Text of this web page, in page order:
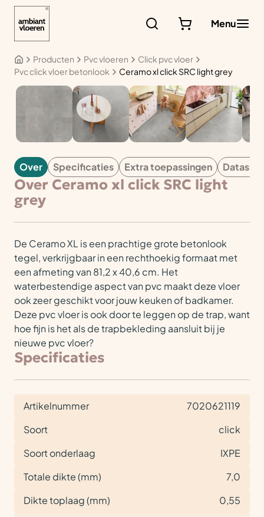
Menu
Producten Pvc vloeren
Click pvc vloer
Pvc click vloer betonlook
Ceramo xl click SRC light grey
Over Specificaties Extra toepassingen
Over Ceramo xl click SRC light
grey
De Ceramo XL is een prachtige grote betonlook
tegel, verkrijgbaar in een rechthoekig formaat met
een afmeting van 81,2 x 40,6 cm. Het
waterbestendige aspect van pvc maakt deze vloer
ook zeer geschikt voor jouw keuken of badkamer.
Deze pvc vloer is ook door te leggen op de trap, want
hoe fijn is het als de trapbekleding aansluit bij je
nieuwe pvc vloer?
Specificaties
Artikelnummer
7020621119
Soort
click
Soort onderlaag
IXPE
Totale dikte (mm)
7,0
Dikte toplaag (mm)
0,55